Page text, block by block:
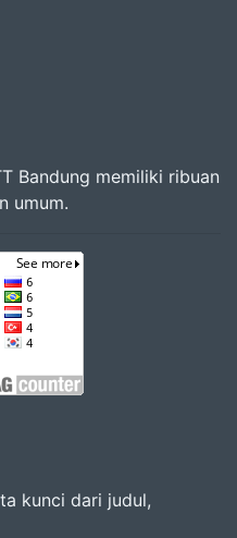
Bandung memiliki ribuan
umum.
kunci dari judul,